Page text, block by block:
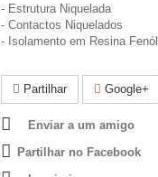
- Estrutura Niquelada
- Contactos Niquelados
- Isolamento em Resina
Partilhar Google+
Enviar a um amigo
Partilhar no Facebook